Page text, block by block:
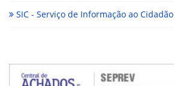
SIC - Serviço de Informação ao Cidadão